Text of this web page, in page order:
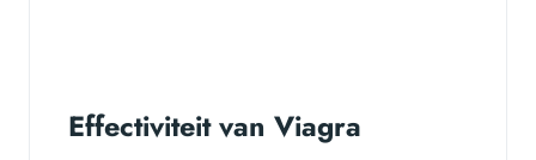
Effectiviteit van Viagra